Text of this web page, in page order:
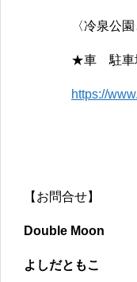
〈冷泉公
★車 駐車
https://
【お問合せ】
Double Moon
よしだともこ